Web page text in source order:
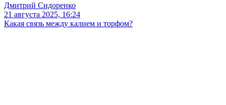
Дмитрий Сидоренко
21 августа 2025, 16:24
Какая связь между калием и торфом?